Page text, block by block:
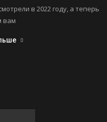
в 2022 году, а теперь
вам